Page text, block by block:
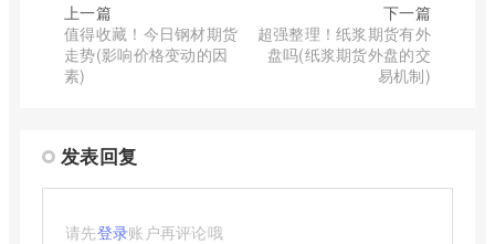
上一篇
值得收藏！今日钢材期货
走势(影响价格变动的因
素)
下一篇
超强整理！纸浆期货有外
盘吗(纸浆期货外盘的交
易机制)
发表回复
请先登录账户再评论哦